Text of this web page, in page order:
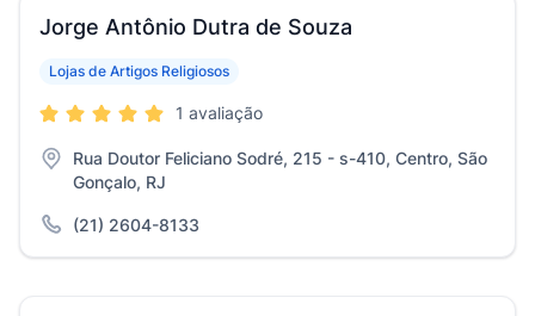
Jorge Antônio Dutra de Souza
Lojas de Artigos Religiosos
1 avaliação
Rua Doutor Feliciano Sodré, 215 - s-410, Centro, São
Gonçalo, RJ
(21) 2604-8133